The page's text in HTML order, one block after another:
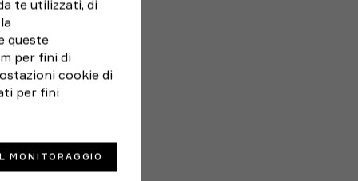
te utilizzati, di
queste
per fini di
cookie di
per fini
MONITORAGGIO